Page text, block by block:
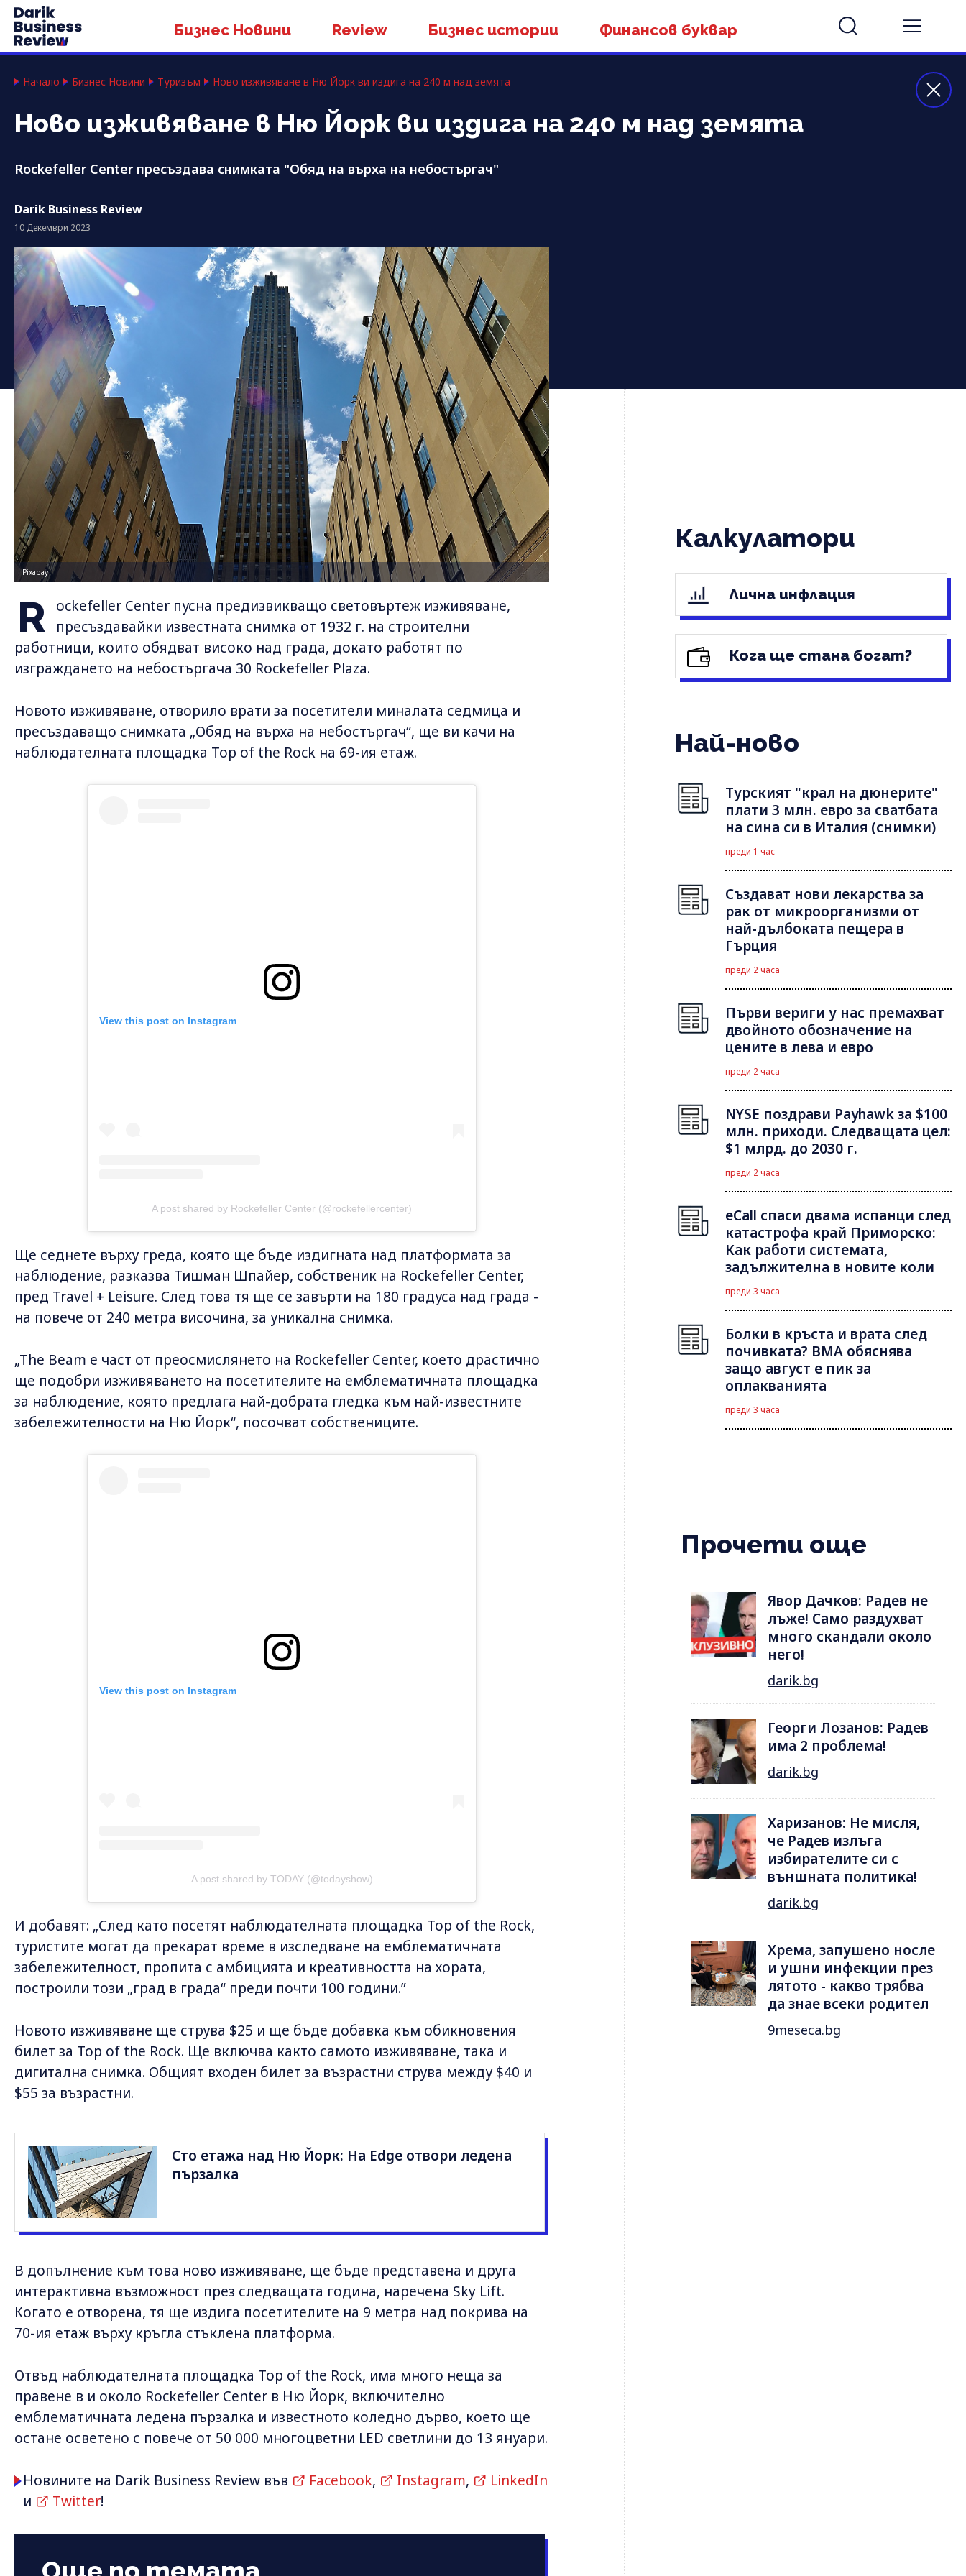
Бизнес Новини Review Бизнес истории Финансов буквар
Начало Бизнес Новини Туризъм Ново изживяване в Ню Йорк ви издига на 240 м над земята
Ново изживяване в Ню Йорк ви издига на 240 м над земята
Rockefeller Center пресъздава снимката "Обяд на върха на небостъргач"
Darik Business Review
10 Декември 2023
Pixabay
R
ockefeller Center пусна предизвикващо световъртеж изживяване,
пресъздавайки известната снимка от 1932 г. на строителни
работници, които обядват високо над града, докато работят по
изграждането на небостъргача 30 Rockefeller Plaza.
Новото изживяване, отворило врати за посетители миналата седмица и
пресъздаващо снимката „Обяд на върха на небостъргач“, ще ви качи на
наблюдателната площадка Top of the Rock на 69-ия етаж.
View this post on Instagram
A post shared by Rockefeller Center (@rockefellercenter)
Ще седнете върху греда, която ще бъде издигната над платформата за
наблюдение, разказва Тишман Шпайер, собственик на Rockefeller Center,
пред Travel + Leisure. След това тя ще се завърти на 180 градуса над града -
на повече от 240 метра височина, за уникална снимка.
„The Beam е част от преосмислянето на Rockefeller Center, което драстично
ще подобри изживяването на посетителите на емблематичната площадка
за наблюдение, която предлага най-добрата гледка към най-известните
забележителности на Ню Йорк“, посочват собствениците.
View this post on Instagram
A post shared by TODAY (@todayshow)
И добавят: „След като посетят наблюдателната площадка Top of the Rock,
туристите могат да прекарат време в изследване на емблематичната
забележителност, пропита с амбицията и креативността на хората,
построили този „град в града“ преди почти 100 години.”
Новото изживяване ще струва $25 и ще бъде добавка към обикновения
билет за Top of the Rock. Ще включва както самото изживяване, така и
дигитална снимка. Общият входен билет за възрастни струва между $40 и
$55 за възрастни.
Сто етажа над Ню Йорк: На Edge отвори ледена
пързалка
В допълнение към това ново изживяване, ще бъде представена и друга
интерактивна възможност през следващата година, наречена Sky Lift.
Когато е отворена, тя ще издига посетителите на 9 метра над покрива на
70-ия етаж върху кръгла стъклена платформа.
Отвъд наблюдателната площадка Top of the Rock, има много неща за
правене в и около Rockefeller Center в Ню Йорк, включително
емблематичната ледена пързалка и известното коледно дърво, което ще
остане осветено с повече от 50 000 многоцветни LED светлини до 13 януари.
Новините на Darik Business Review във Facebook, Instagram,
LinkedIn
и
Twitter!
Още по темата
Калкулатори
Лична инфлация
Кога ще стана богат?
Най-ново
Турският "крал на дюнерите"
плати 3 млн. евро за сватбата
на сина си в Италия (снимки)
преди 1 час
Създават нови лекарства за
рак от микроорганизми от
най-дълбоката пещера в
Гърция
преди 2 часа
Първи вериги у нас премахват
двойното обозначение на
цените в лева и евро
преди 2 часа
NYSE поздрави Payhawk за $100
млн. приходи. Следващата цел:
$1 млрд. до 2030 г.
преди 2 часа
eCall спаси двама испанци след
катастрофа край Приморско:
Как работи системата,
задължителна в новите коли
преди 3 часа
Болки в кръста и врата след
почивката? ВМА обяснява
защо август е пик за
оплакванията
преди 3 часа
Прочети още
Явор Дачков: Радев не
лъже! Само раздухват
много скандали около
него!
darik.bg
Георги Лозанов: Радев
има 2 проблема!
darik.bg
Харизанов: Не мисля,
че Радев излъга
избирателите си с
външната политика!
darik.bg
Хрема, запушено носле
и ушни инфекции през
лятотo - какво трябва
да знае всеки родител
9meseca.bg